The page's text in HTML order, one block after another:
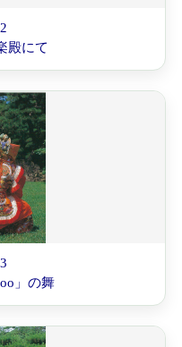
殿にて
」の舞